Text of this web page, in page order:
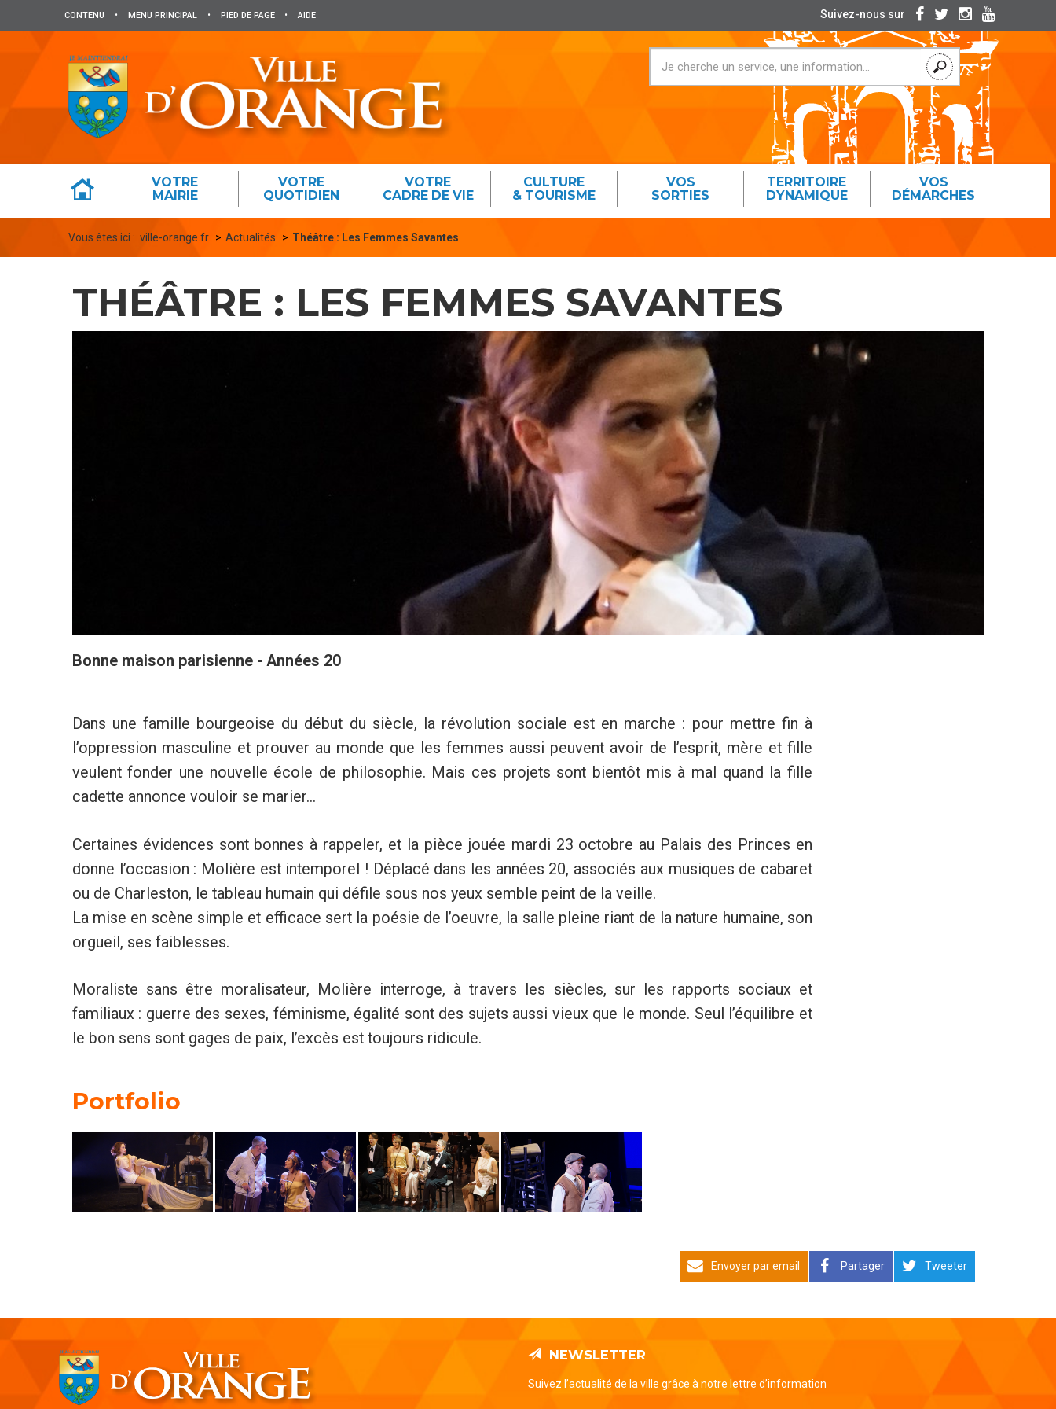
CONTENU • MENU PRINCIPAL • PIED DE PAGE • AIDE
VOTRE
MAIRIE
VOTRE
QUOTIDIEN
VOTRE
CADRE DE VIE
CULTURE
& TOURISME
VOS
SORTIES
TERRITOIRE
DYNAMIQUE
VOS
DÉMARCHES
Suivez-nous sur
Vous êtes ici : ville-orange.fr Actualités Théâtre : Les Femmes Savantes
THÉÂTRE : LES FEMMES SAVANTES
Bonne maison parisienne - Années 20
Dans une famille bourgeoise du début du siècle, la révolution sociale est en marche : pour mettre fin à
l’oppression masculine et prouver au monde que les femmes aussi peuvent avoir de l’esprit, mère et fille
veulent fonder une nouvelle école de philosophie. Mais ces projets sont bientôt mis à mal quand la fille
cadette annonce vouloir se marier...
Certaines évidences sont bonnes à rappeler, et la pièce jouée mardi 23 octobre au Palais des Princes en
donne l’occasion : Molière est intemporel ! Déplacé dans les années 20, associés aux musiques de cabaret
ou de Charleston, le tableau humain qui défile sous nos yeux semble peint de la veille.
La mise en scène simple et efficace sert la poésie de l’oeuvre, la salle pleine riant de la nature humaine, son
orgueil, ses faiblesses.
Moraliste sans être moralisateur, Molière interroge, à travers les siècles, sur les rapports sociaux et
familiaux : guerre des sexes, féminisme, égalité sont des sujets aussi vieux que le monde. Seul l’équilibre et
le bon sens sont gages de paix, l’excès est toujours ridicule.
Portfolio
Envoyer par email Partager Tweeter
NEWSLETTER
Suivez l’actualité de la ville grâce à notre lettre d’information